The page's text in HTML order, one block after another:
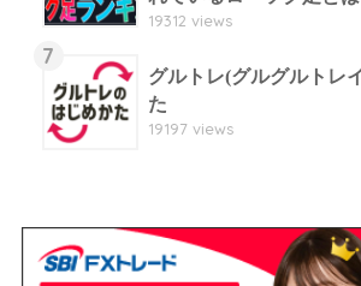
19312 views
7
グルトレ(グルグルトレ
た
19197 views